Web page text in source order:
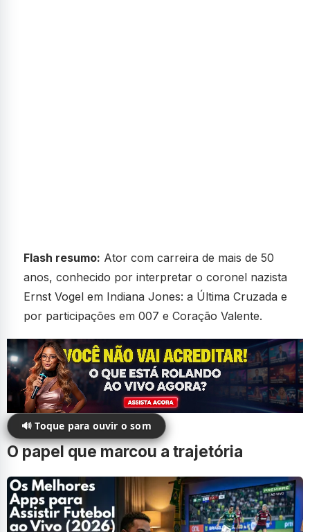
Flash resumo: Ator com carreira de mais de 50
anos, conhecido por interpretar o coronel nazista
Ernst Vogel em Indiana Jones: a Última Cruzada e
por participações em 007 e Coração Valente.
🔊 Toque para ouvir o som
O papel que marcou a trajetória